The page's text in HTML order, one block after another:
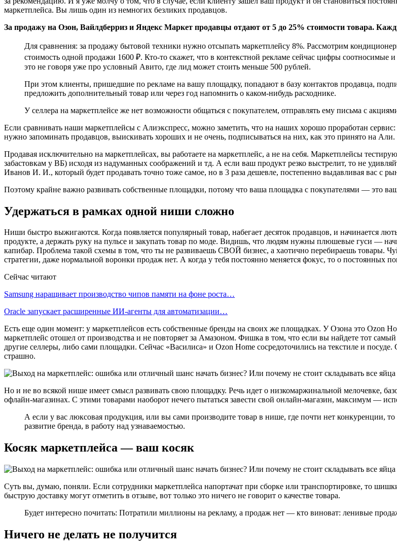
маркетплейса. Вы лишь один из немногих безликих продавцов.
За продажу на Озон, Вайлдберриз и Яндекс Маркет продавцы отдают от 5 до 25% стоимости товара.
Для сравнения: за продажу бытовой техники нужно отсыпать маркетплейсу 8%. Рассмотрим
стоимость одной продажи 1600 ₽. Кто-то скажет, что в контекстной рекламе сейчас цифры
это не говоря уже про условный Авито, где лид может стоить меньше 500 рублей.
При этом клиенты, пришедшие по рекламе на вашу площадку, попадают в базу контактов продавца,
предложить дополнительный товар или через год напомнить о каком-нибудь расходнике.
У селлера на маркетплейсе же нет возможности общаться с покупателем, отправлять ему письма с
Если сравнивать наши маркетплейсы с Алиэкспресс, можно заметить, что на наших хорошо проработан
нужно запоминать продавцов, выискивать хороших и не очень, подписываться на них, как это принято на Али.
Продавая исключительно на маркетплейсах, вы работаете на маркетплейс, а не на себя. Маркетплейсы
забастовкам у ВБ) исходя из надуманных соображений и тд. А если ваш продукт резко выстрелит, то не
Иванов И. И., который будет продавать точно тоже самое, но в 3 раза дешевле, постепенно выдавливая вас с
Поэтому крайне важно развивать собственные площадки, потому что ваша площадка с покупателями — это
Удержаться в рамках одной ниши сложно
Ниши быстро выжигаются. Когда появляется популярный товар, набегает десяток продавцов, и начинается
продукте, а держать руку на пульсе и закупать товар по моде. Видишь, что людям нужны плюшевые гуси —
капибар. Проблема такой схемы в том, что ты не развиваешь СВОЙ бизнес, а хаотично перебираешь товары.
стратегии, даже нормальной воронки продаж нет. А когда у тебя постоянно меняется фокус, то о постоянных
Сейчас читают
Samsung наращивает производство чипов памяти на фоне роста…
Oracle запускает расширенные ИИ‑агенты для автоматизации…
Есть еще один момент: у маркетплейсов есть собственные бренды на своих же площадках. У Озона это Ozon
маркетплейс отошел от производства и не повторяет за Амазоном. Фишка в том, что если вы найдете тот
другие селлеры, либо сами площадки. Сейчас «Василиса» и Ozon Home сосредоточились на текстиле и
страшно.
Но и не во всякой нише имеет смысл развивать свою площадку. Речь идет о низкомаржинальной мелочевке,
офлайн-магазинах. С этими товарами наоборот нечего пытаться завести свой онлайн-магазин, максимум —
А если у вас люксовая продукция, или вы сами производите товар в нише, где почти нет конкуренции,
развитие бренда, в работу над узнаваемостью.
Косяк маркетплейса — ваш косяк
Суть вы, думаю, поняли. Если сотрудники маркетплейса напортачат при сборке или транспортировке, то
быструю доставку могут отметить в отзыве, вот только это ничего не говорит о качестве товара.
Будет интересно почитать: Потратили миллионы на рекламу, а продаж нет — кто виноват: ленивые
Ничего не делать не получится